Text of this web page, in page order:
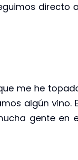
directo
me he
algún vino.
gente en